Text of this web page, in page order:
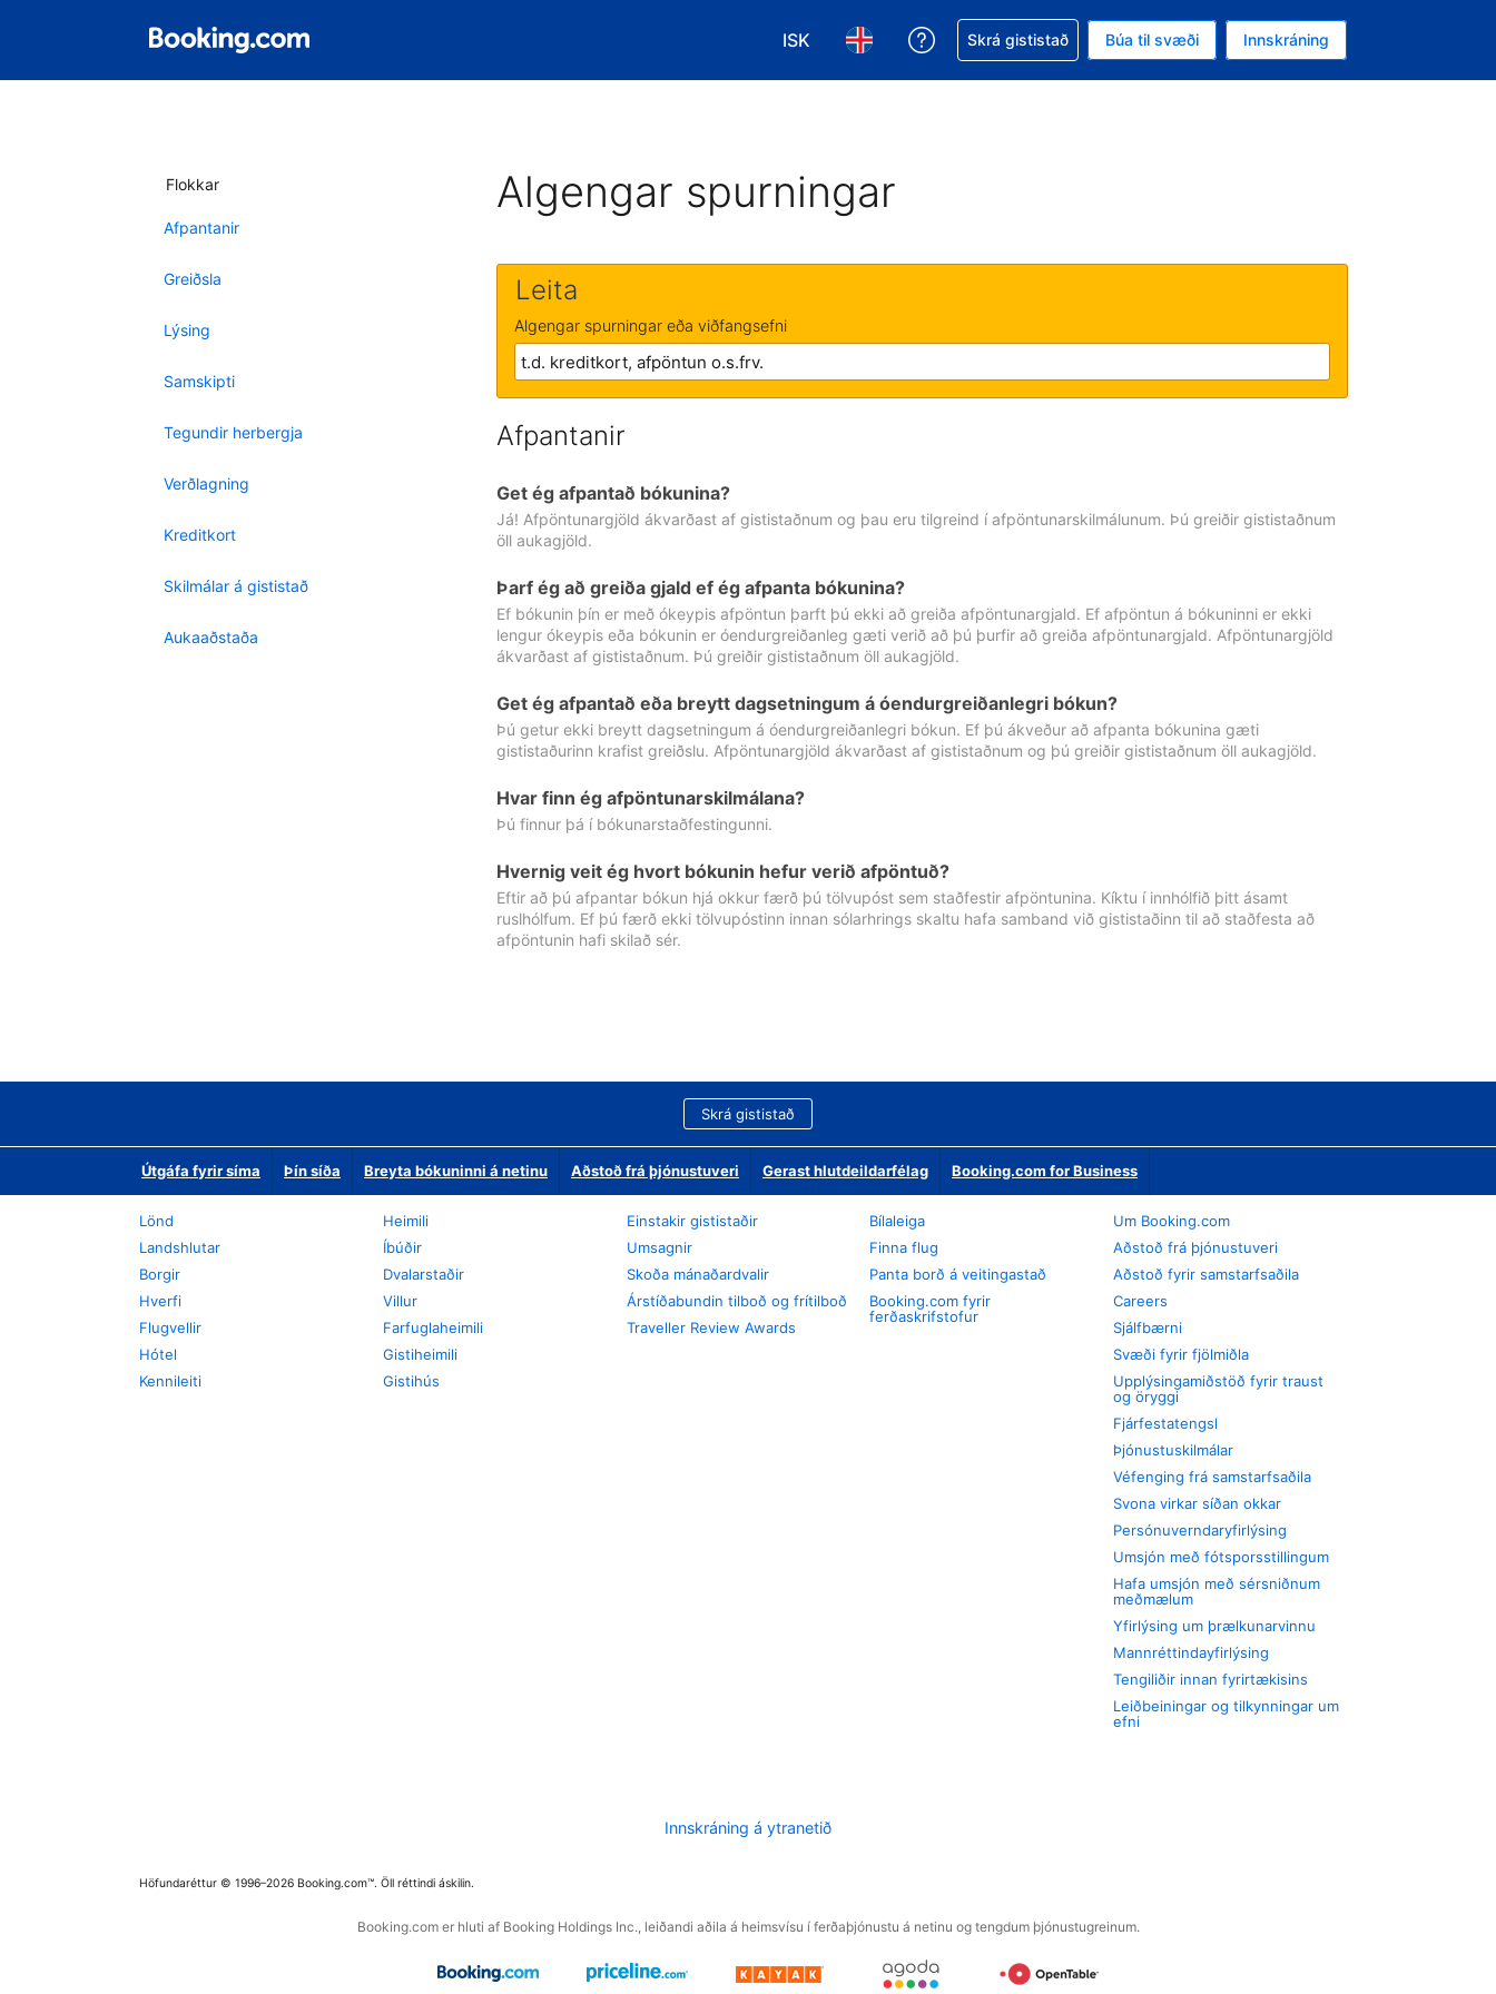
ISK
Veldu gjaldmiðil. Í augnablikinu er gjaldmiðillinn Íslensk króna
Veldu þitt tungumál. Í augnablikinu er tungumál þitt Íslensku
Fá aðstoð við bókunina
Skrá gististað Búa til svæði Innskráning
Flokkar
Afpantanir
Greiðsla
Lýsing
Samskipti
Tegundir herbergja
Verðlagning
Kreditkort
Skilmálar á gististað
Aukaaðstaða
Algengar spurningar
Leita
Algengar spurningar eða viðfangsefni
Afpantanir
Get ég afpantað bókunina?
Já! Afpöntunargjöld ákvarðast af gististaðnum og þau eru tilgreind í afpöntunarskilmálunum. Þú greiðir gististaðnum
öll aukagjöld.
Þarf ég að greiða gjald ef ég afpanta bókunina?
Ef bókunin þín er með ókeypis afpöntun þarft þú ekki að greiða afpöntunargjald. Ef afpöntun á bókuninni er ekki
lengur ókeypis eða bókunin er óendurgreiðanleg gæti verið að þú þurfir að greiða afpöntunargjald. Afpöntunargjöld
ákvarðast af gististaðnum. Þú greiðir gististaðnum öll aukagjöld.
Get ég afpantað eða breytt dagsetningum á óendurgreiðanlegri bókun?
Þú getur ekki breytt dagsetningum á óendurgreiðanlegri bókun. Ef þú ákveður að afpanta bókunina gæti
gististaðurinn krafist greiðslu. Afpöntunargjöld ákvarðast af gististaðnum og þú greiðir gististaðnum öll aukagjöld.
Hvar finn ég afpöntunarskilmálana?
Þú finnur þá í bókunarstaðfestingunni.
Hvernig veit ég hvort bókunin hefur verið afpöntuð?
Eftir að þú afpantar bókun hjá okkur færð þú tölvupóst sem staðfestir afpöntunina. Kíktu í innhólfið þitt ásamt
ruslhólfum. Ef þú færð ekki tölvupóstinn innan sólarhrings skaltu hafa samband við gististaðinn til að staðfesta að
afpöntunin hafi skilað sér.
Skrá gististað
Útgáfa fyrir síma Þín síða Breyta bókuninni á netinu Aðstoð frá þjónustuveri Gerast hlutdeildarfélag Booking.com for Business
Lönd
Landshlutar
Borgir
Hverfi
Flugvellir
Hótel
Kennileiti
Heimili
Íbúðir
Dvalarstaðir
Villur
Farfuglaheimili
Gistiheimili
Gistihús
Einstakir gististaðir
Umsagnir
Skoða mánaðardvalir
Árstíðabundin tilboð og frítilboð
Traveller Review Awards
Bílaleiga
Finna flug
Panta borð á veitingastað
Booking.com fyrir
ferðaskrifstofur
Um Booking.com
Aðstoð frá þjónustuveri
Aðstoð fyrir samstarfsaðila
Careers
Sjálfbærni
Svæði fyrir fjölmiðla
Upplýsingamiðstöð fyrir traust
og öryggi
Fjárfestatengsl
Þjónustuskilmálar
Véfenging frá samstarfsaðila
Svona virkar síðan okkar
Persónuverndaryfirlýsing
Umsjón með fótsporsstillingum
Hafa umsjón með sérsniðnum
meðmælum
Yfirlýsing um þrælkunarvinnu
Mannréttindayfirlýsing
Tengiliðir innan fyrirtækisins
Leiðbeiningar og tilkynningar um
efni
Innskráning á ytranetið
Höfundaréttur © 1996–2026 Booking.com™. Öll réttindi áskilin.
Booking.com er hluti af Booking Holdings Inc., leiðandi aðila á heimsvísu í ferðaþjónustu á netinu og tengdum þjónustugreinum.